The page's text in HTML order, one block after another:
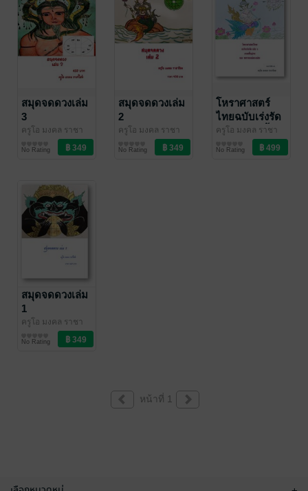
สมุดจดดวงเล่ม
3
ครูโอ มงคล ราชา
/ บุษกรจันทร์
ดวงพยากรณ์/ฮวง
จุ้ย/โหราศาสตร์
No Rating
สมุดจดดวงเล่ม
2
ครูโอ มงคล ราชา
/ บุษกรจันทร์
ดวงพยากรณ์/ฮวง
จุ้ย/โหราศาสตร์
No Rating
โหราศาสตร์
ไทยฉบับเร่งรัด
เล่ม 1 ภาคพื้น
ฐาน และ
พยากรณ์ดวง
ครูโอ มงคล ราชา
/ บุษกรจันทร์
ดวงพยากรณ์/ฮวง
จุ้ย/โหราศาสตร์
No Rating
สมุดจดดวงเล่ม
1
ครูโอ มงคล ราชา
/ บุษกรจันทร์
ดวงพยากรณ์/ฮวง
จุ้ย/โหราศาสตร์
No Rating
หน้าที่ 1